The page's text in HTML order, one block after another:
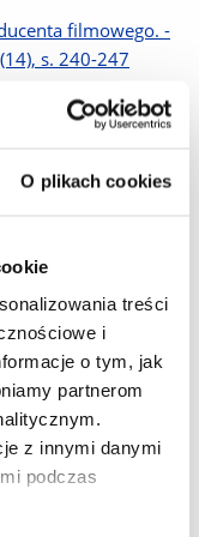
O plikach cookies
treści
i
o tym, jak
partnerom
z innymi danymi
podczas
filmowego. -
s. 240-247
na
Ostatnia misja -
redakcją Iwony
Uniwersytet Marii
on novel
Serìâ
dziennikarki i
-
s. 240-248
dziennikarstwa o